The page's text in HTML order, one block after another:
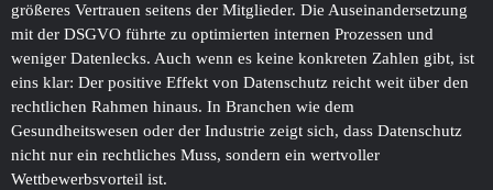
größeres Vertrauen seitens der Mitglieder. Die Auseinandersetzung
mit der DSGVO führte zu optimierten internen Prozessen und
weniger Datenlecks. Auch wenn es keine konkreten Zahlen gibt, ist
eins klar: Der positive Effekt von Datenschutz reicht weit über den
rechtlichen Rahmen hinaus. In Branchen wie dem
Gesundheitswesen oder der Industrie zeigt sich, dass Datenschutz
nicht nur ein rechtliches Muss, sondern ein wertvoller
Wettbewerbsvorteil ist.